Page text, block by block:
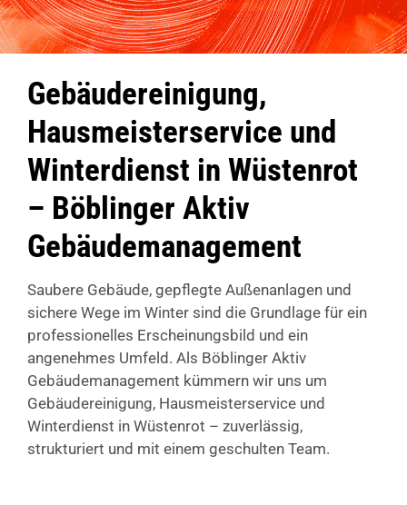
Gebäudereinigung,
Hausmeisterservice und
Winterdienst in Wüstenrot
– Böblinger Aktiv
Gebäudemanagement
Saubere Gebäude, gepflegte Außenanlagen und
sichere Wege im Winter sind die Grundlage für ein
professionelles Erscheinungsbild und ein
angenehmes Umfeld. Als Böblinger Aktiv
Gebäudemanagement kümmern wir uns um
Gebäudereinigung, Hausmeisterservice und
Winterdienst in Wüstenrot – zuverlässig,
strukturiert und mit einem geschulten Team.